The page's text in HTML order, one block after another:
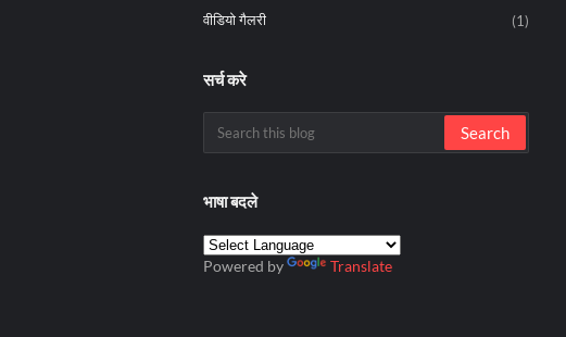
वीडियो गैलरी
(1)
सर्च करे
भाषा बदले
Powered by Translate